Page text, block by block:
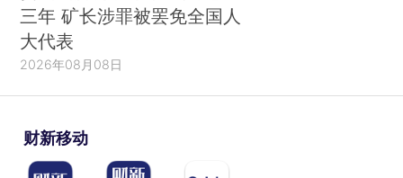
三年 矿长涉罪被罢免全国人
大代表
2026年08月08日
财新移动